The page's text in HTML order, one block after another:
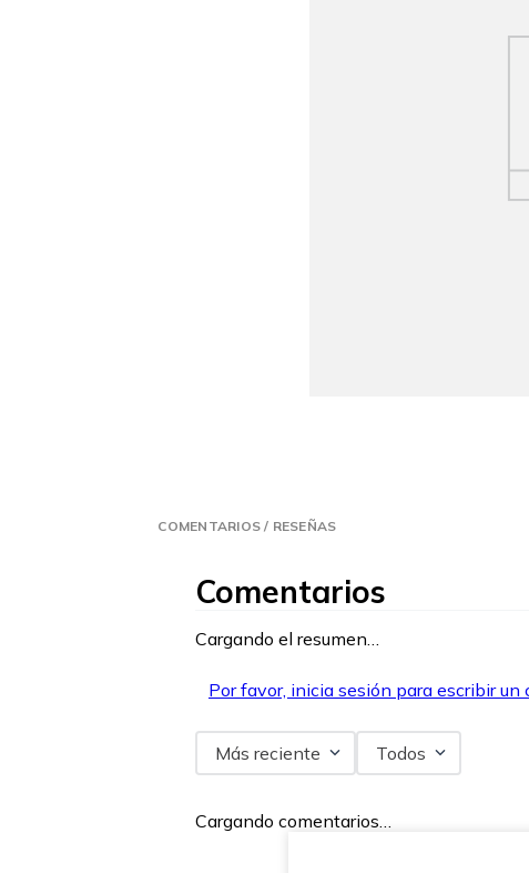
COMENTARIOS / RESEÑAS
Comentarios
Cargando el resumen…
Por favor, inicia sesión para escribir un
Más reciente Todos
Cargando comentarios…